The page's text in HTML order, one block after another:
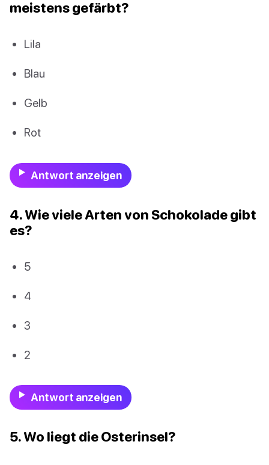
meistens gefärbt?
Lila
Blau
Gelb
Rot
Antwort anzeigen
4. Wie viele Arten von Schokolade gibt
es?
5
4
3
2
Antwort anzeigen
5. Wo liegt die Osterinsel?